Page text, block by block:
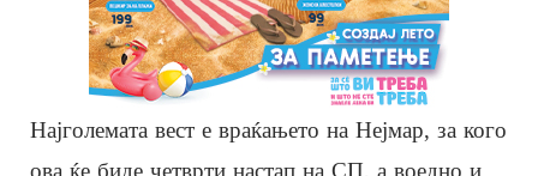
Најголемата вест е враќањето на Нејмар, за кого
ова ќе биде четврти настап на СП, а воедно и